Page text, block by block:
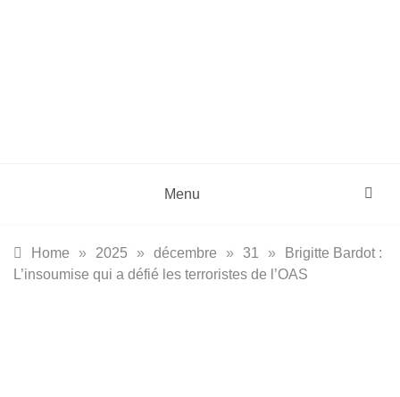
Menu
Home » 2025 » décembre » 31 »
Brigitte Bardot :
L’insoumise qui a défié les terroristes de l’OAS